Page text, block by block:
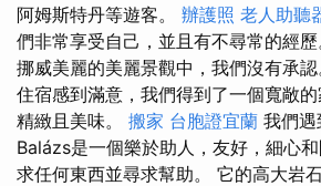
阿姆斯特丹等遊客。 辦護照 老人助聽
們非常享受自己，並且有不尋常的經歷
挪威美麗的美麗景觀中，我們沒有承認
住宿感到滿意，我們得到了一個寬敞的
精緻且美味。 搬家 台胞證宜蘭 我們遇
Balázs是一個樂於助人，友好，細心
求任何東西並尋求幫助。 它的高大岩